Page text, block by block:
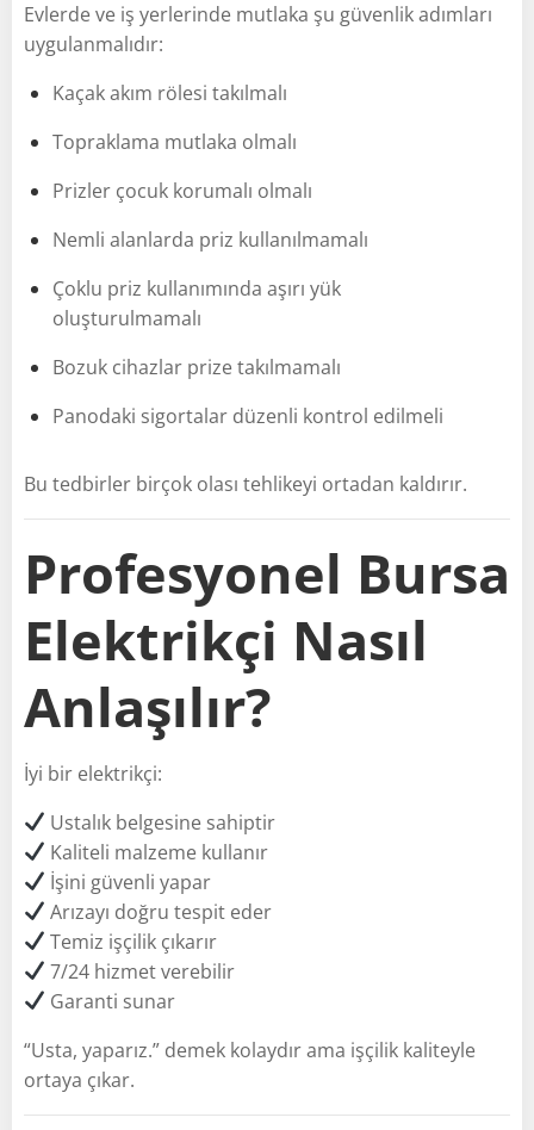
Evlerde ve iş yerlerinde mutlaka şu güvenlik adımları
uygulanmalıdır:
Kaçak akım rölesi takılmalı
Topraklama mutlaka olmalı
Prizler çocuk korumalı olmalı
Nemli alanlarda priz kullanılmamalı
Çoklu priz kullanımında aşırı yük
oluşturulmamalı
Bozuk cihazlar prize takılmamalı
Panodaki sigortalar düzenli kontrol edilmeli
Bu tedbirler birçok olası tehlikeyi ortadan kaldırır.
Profesyonel Bursa
Elektrikçi Nasıl
Anlaşılır?
İyi bir elektrikçi:
Ustalık belgesine sahiptir
Kaliteli malzeme kullanır
İşini güvenli yapar
Arızayı doğru tespit eder
Temiz işçilik çıkarır
7/24 hizmet verebilir
Garanti sunar
“Usta, yaparız.” demek kolaydır ama işçilik kaliteyle
ortaya çıkar.